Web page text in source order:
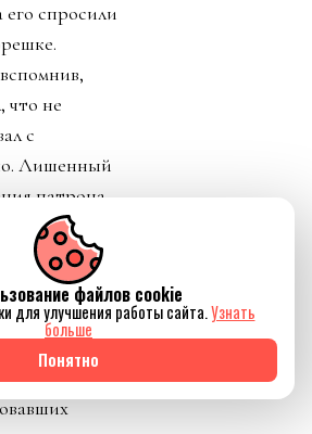
его спросили
что не
с
Лишенный
патрона,
до
начал
копирующие
друга посты
файлов cookie
для улучшения работы сайта.Узнать
больше
Понятно